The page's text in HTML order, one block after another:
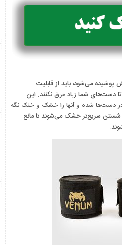
پوشیده می‌شود، باید از قابلیت
دست‌های شما زیاد عرق نکنند. این
دست‌ها شده و آنها را خشک و خنک نگه
شستن سریع‌تر خشک می‌شوند تا مانع